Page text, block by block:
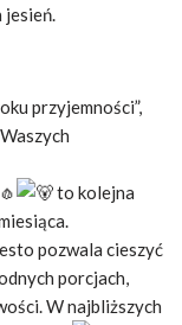
jesień.
przyjemności”,
to kolejna
pozwala cieszyć
porcjach,
W najbliższych